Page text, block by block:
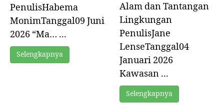
PenulisHabema
MonimTanggal09 Juni
2026 “Ma… ...
Selengkapnya
Alam dan Tantangan
Lingkungan
PenulisJane
LenseTanggal04
Januari 2026
Kawasan ...
Selengkapnya